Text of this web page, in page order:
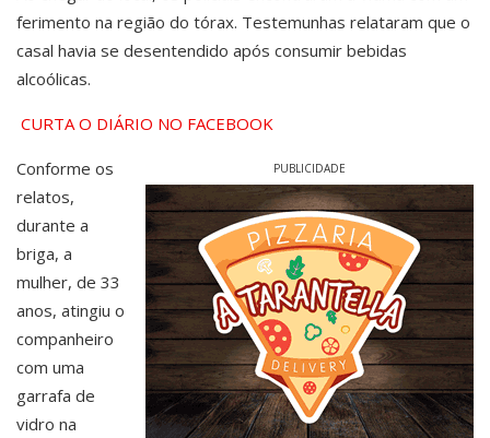
ferimento na região do tórax. Testemunhas relataram que o
casal havia se desentendido após consumir bebidas
alcoólicas.
CURTA O DIÁRIO NO FACEBOOK
PUBLICIDADE
Conforme os
relatos,
durante a
briga, a
mulher, de 33
anos, atingiu o
companheiro
com uma
garrafa de
vidro na